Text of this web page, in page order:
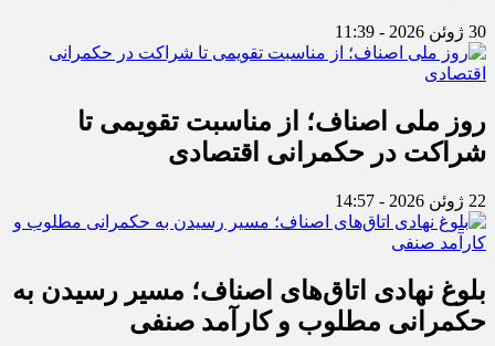
30 ژوئن 2026 - 11:39
روز ملی اصناف؛ از مناسبت تقویمی تا
شراکت در حکمرانی اقتصادی
22 ژوئن 2026 - 14:57
بلوغ نهادی اتاق‌های اصناف؛ مسیر رسیدن به
حکمرانی مطلوب و کارآمد صنفی